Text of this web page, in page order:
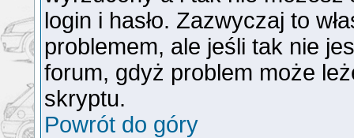
login i hasło. Zazwyczaj to
problemem, ale jeśli tak nie
forum, gdyż problem może
skryptu.
Powrót do góry